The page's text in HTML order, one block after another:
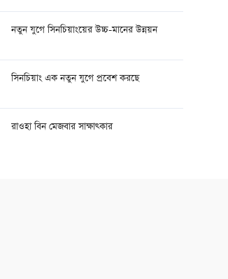
নতুন যুগে সিনচিয়াংয়ের উচ্চ-মানের উন্নয়ন
সিনচিয়াং এক নতুন যুগে প্রবেশ করছে